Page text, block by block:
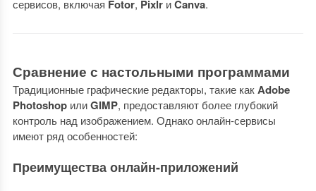
сервисов, включая Fotor, PixlrиCanva.
Сравнение с настольными программами
Традиционные графические редакторы, такие какAdobe
PhotoshopилиGIMP, предоставляют более глубокий
контроль над изображением. Однако онлайн-сервисы
имеют ряд особенностей:
Преимущества онлайн-приложений